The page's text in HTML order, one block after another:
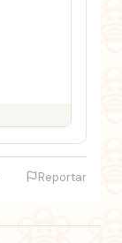
Reportar